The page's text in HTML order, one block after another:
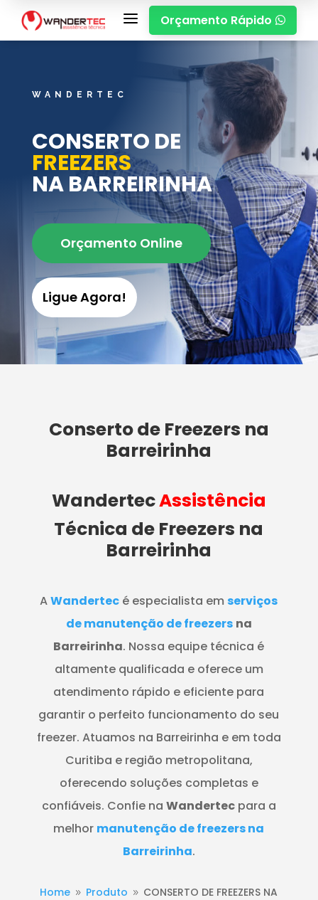
a Orçamento Rápido 
WANDERTEC
CONSERTO DE
FREEZERS
NA BARREIRINHA
Orçamento Online
Ligue Agora!
Conserto de Freezers na
Barreirinha
WandertecAssistência
Técnica de Freezers na
Barreirinha
AWandertec é especialista em serviços
de manutenção de freezers na
Barreirinha. Nossa equipe técnica é
altamente qualificada e oferece um
atendimento rápido e eficiente para
garantir o perfeito funcionamento do seu
freezer. Atuamos na Barreirinha e em toda
Curitiba e região metropolitana,
oferecendo soluções completas e
confiáveis. Confie na Wandertecpara a
melhor manutenção de freezers na
Barreirinha.
Home 9 Produto 9 CONSERTO DE FREEZERS NA